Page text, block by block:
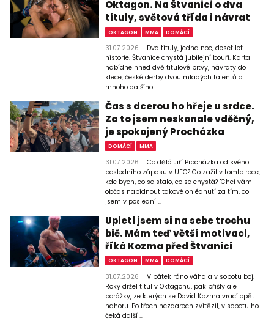
Oktagon. Na Štvanici o dva
tituly, světová třída i návrat
OKTAGON MMA DOMÁCÍ
31.07.2026
Dva tituly, jedna noc, deset let
historie. Štvanice chystá jubilejní bouři. Karta
nabídne hned dvě titulové bitvy, návraty do
klece, české derby dvou mladých talentů a
mnoho dalšího. ...
Čas s dcerou ho hřeje u srdce.
Za to jsem neskonale vděčný,
je spokojený Procházka
DOMÁCÍ MMA
31.07.2026
Co dělá Jiří Procházka od svého
posledního zápasu v UFC? Co zažil v tomto roce,
kde bych, co se stalo, co se chystá? "Chci vám
občas nabídnout takové ohlédnutí za tím, co
jsem v poslední ...
Upletl jsem si na sebe trochu
bič. Mám teď větší motivaci,
říká Kozma před Štvanicí
OKTAGON MMA DOMÁCÍ
31.07.2026
V pátek ráno váha a v sobotu boj.
Roky držel titul v Oktagonu, pak přišly ale
porážky, ze kterých se David Kozma vrací opět
nahoru. Po třech nezdarech zvítězil, v sobotu ho
čeká další ...